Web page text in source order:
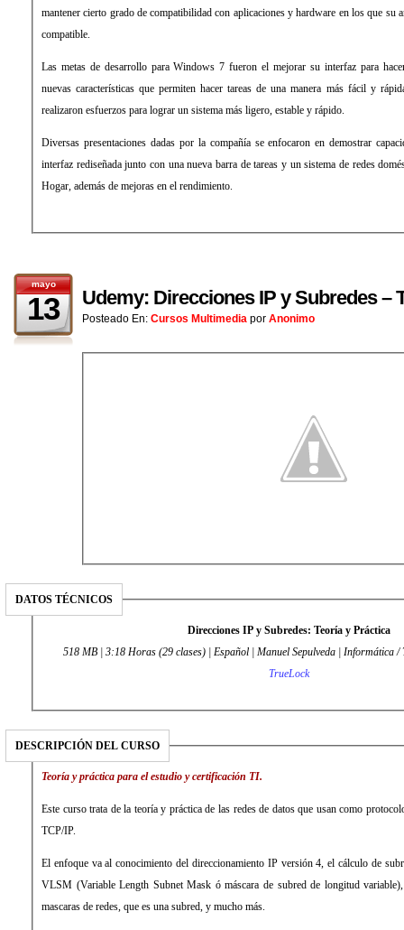
mantener cierto grado de compatibilidad con aplicaciones y hardware en los que su
compatible.
Las metas de desarrollo para Windows 7 fueron el mejorar su interfaz para
nuevas características que permiten hacer tareas de una manera más fácil y
realizaron esfuerzos para lograr un sistema más ligero, estable y rápido.
Diversas presentaciones dadas por la compañía se enfocaron en demostrar
interfaz rediseñada junto con una nueva barra de tareas y un sistema de redes
Hogar, además de mejoras en el rendimiento.
mayo
13 Udemy: Direcciones IP y Subredes –
Posteado En: Cursos Multimedia por Anonimo
DATOS TÉCNICOS
Direcciones IP y Subredes: Teoría y Práctica
518 MB | 3:18 Horas (29 clases) | Español | Manuel Sepulveda | Informática
TrueLock
DESCRIPCIÓN DEL CURSO
Teoría y práctica para el estudio y certificación TI.
Este curso trata de la teoría y práctica de las redes de datos que usan como
TCP/IP.
El enfoque va al conocimiento del direccionamiento IP versión 4, el cálculo de
VLSM (Variable Length Subnet Mask ó máscara de subred de longitud
mascaras de redes, que es una subred, y mucho más.